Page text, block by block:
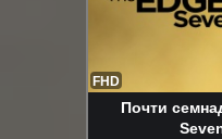
FHD
Почти